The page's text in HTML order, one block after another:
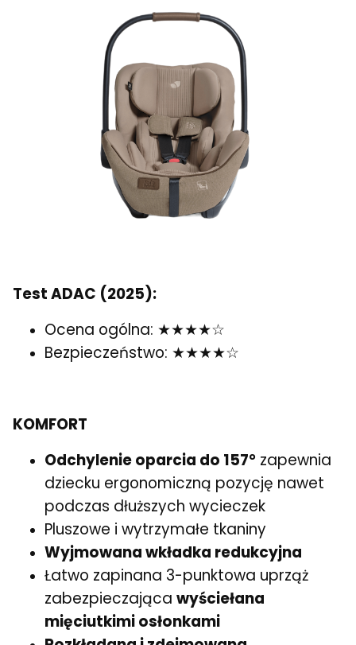
Test ADAC (2025):
Ocena ogólna: ★★★★☆
Bezpieczeństwo: ★★★★☆
KOMFORT
Odchylenie oparcia do 157° zapewnia
dziecku ergonomiczną pozycję nawet
podczas dłuższych wycieczek
Pluszowe i wytrzymałe tkaniny
Wyjmowana wkładka redukcyjna
Łatwo zapinana 3-punktowa uprząż
zabezpieczająca wyściełana
mięciutkimi osłonkami